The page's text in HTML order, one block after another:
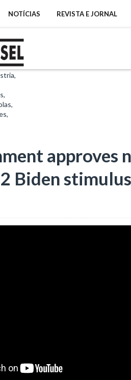
NOTÍCIAS REVISTA E JORNAL
approves
Biden